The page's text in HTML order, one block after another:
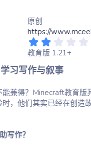
原创
https://
教育版 1.21+
习写作与叙事
兼得？Minecraft教育版
时，他们其实已经在创
写作？